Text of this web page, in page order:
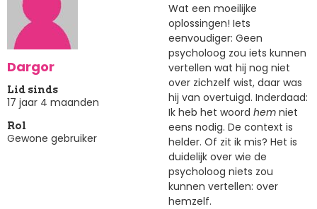
Dargor
Lid sinds
17 jaar 4 maanden
Rol
Gewone gebruiker
Wat een moeilijke
oplossingen! Iets
eenvoudiger: Geen
psycholoog zou iets kunnen
vertellen wat hij nog niet
over zichzelf wist, daar was
hij van overtuigd. Inderdaad:
Ik heb het woord hem niet
eens nodig. De context is
helder. Of zit ik mis? Het is
duidelijk over wie de
psycholoog niets zou
kunnen vertellen: over
hemzelf.